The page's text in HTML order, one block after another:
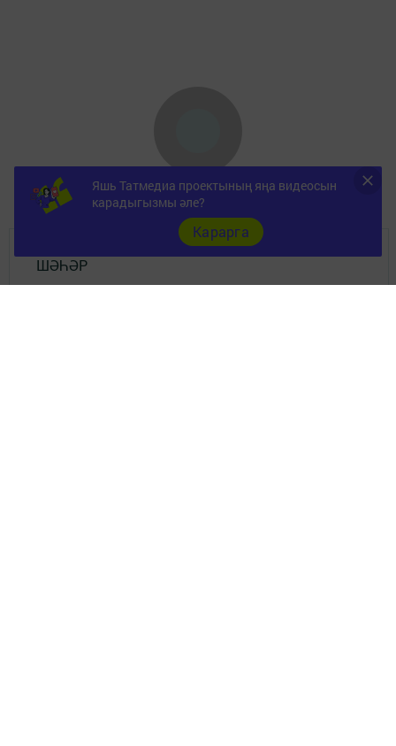
ШӘҺӘР
Яшь Татмедиа проектының яңа видеосын
карадыгызмы әле?
Карарга